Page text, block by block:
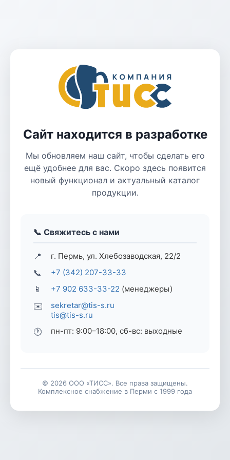
Сайт находится в разработке
Мы обновляем наш сайт, чтобы сделать его
ещё удобнее для вас. Скоро здесь появится
новый функционал и актуальный каталог
продукции.
📞 Свяжитесь с нами
📍 г. Пермь, ул. Хлебозаводская, 22/2
📞 +7 (342) 207-33-33
📱 +7 902 633-33-22 (менеджеры)
✉️
sekretar@tis-s.ru
tis@tis-s.ru
🕐 пн-пт: 9:00–18:00, сб-вс: выходные
© 2026 ООО «ТИСС». Все права защищены.
Комплексное снабжение в Перми с 1999 года